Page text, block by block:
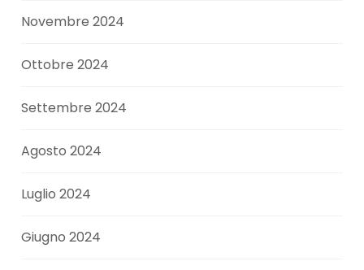
Novembre 2024
Ottobre 2024
Settembre 2024
Agosto 2024
Luglio 2024
Giugno 2024